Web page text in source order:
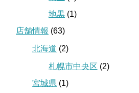
地黒 (1)
店舗情報 (63)
北海道 (2)
札幌市中央区 (2)
宮城県 (1)